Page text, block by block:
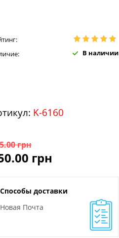
В наличии
K-6160
грн
грн
Способы доставки
Новая Почта